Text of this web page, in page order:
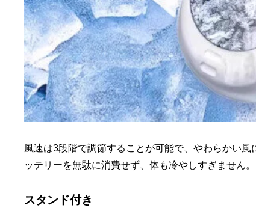
風速は3段階で調節することが可能で、やわらかい
ッテリーを無駄に消費せず、体も冷やしすぎません。
スタンド付き